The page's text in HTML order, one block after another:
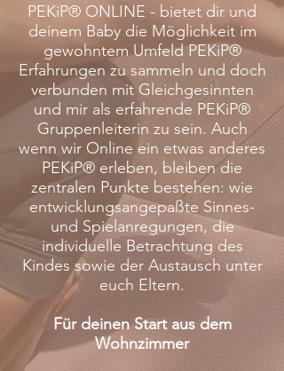
PEKiP® ONLINE - bietet dir und
deinem Baby die Möglichkeit im
gewohntem Umfeld PEKiP®
Erfahrungen zu sammeln und doch
verbunden mit Gleichgesinnten
und mir als erfahrende PEKiP®
Gruppenleiterin zu sein. Auch
wenn wir Online ein etwas anderes
PEKiP® erleben, bleiben die
zentralen Punkte bestehen: wie
entwicklungsangepaßte Sinnes-
und Spielanregungen, die
individuelle Betrachtung des
Kindes sowie der Austausch unter
euch Eltern.
Für deinen Start aus dem
Wohnzimmer